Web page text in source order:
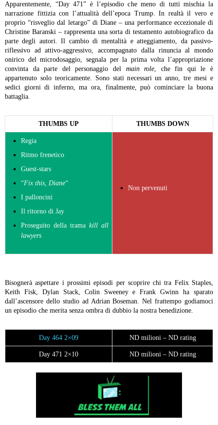
Apparentemente, “Day 471” è l’episodio che meno di tutti mischia la
narrazione fittizia con l’attualità dell’epoca Trump. In realtà il vero e
proprio “risveglio dal letargo” di Diane – una performance eccezionale di
Christine Baranski – rappresenta una sorta di testamento autobiografico da
parte degli autori. Il cambio di mentalità e atteggiamento, da passivo-
riflessivo ad attivo-aggressivo, accompagnato dalla rinuncia al mondo
onirico del microdosaggio, segnala per la prima volta l’appropriazione
convinta da parte del personaggio del main role, che fin qui le è
appartenuto solo teoricamente. Sono stati necessari un anno, tre mesi e
sedici giorni di inferno, ma ora, finalmente, può cominciare la buona
battaglia.
THUMBS UP THUMBS DOWN
Regia
Ritmo frenetico
Guest-stars
“Fix this, Diane“
I palloncini
Il ritorno di Jay
Proseguito della trama kill all
lawyers
Non pervenuti
Bisognerà aspettare i prossimi episodi per scoprire chi tra Felix Staples,
Keith Fisk, Dylan Stack, Colin Sweeney e Frank Gwinn ha sparato
dall’ascensore dello studio ad Adrian Boseman. Nel frattempo godiamoci
un episodio che merita senza ombra di dubbio la nostra benedizione.
Day 464 2×09 ND milioni – ND rating
Day 471 2×10 ND milioni – ND rating